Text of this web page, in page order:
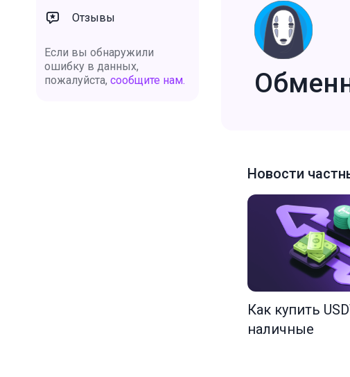
Отзывы
Если вы обнаружили
ошибку в данных,
пожалуйста, сообщите нам.
Новости
Как купить
наличные